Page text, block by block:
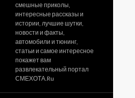
смешные приколы,
интересные рассказы и
истории, лучшие шутки,
новости и факты,
автомобили и тюнинг,
статьи и самое интересное
покажет вам
развлекательный портал
СМЕХОТА.Ru